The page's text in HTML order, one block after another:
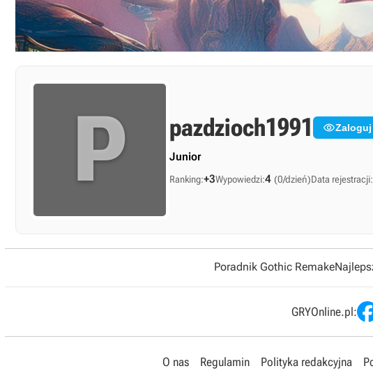
P pazdzioch1991 
Junior
Ranking:+3Wypowiedzi:4 (0/dzień)Data rejestracji:
Poradnik Gothic Remake
GRYOnline.pl:
O nas Regulamin Polityka redakcyjna